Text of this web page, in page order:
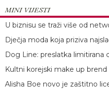
MINI VIJESTI
U biznisu se traži više od
Dječja moda koja priziva
Dog Line: preslatka limitirana
Kultni korejski make up
Alisha Boe novo je zaštitno